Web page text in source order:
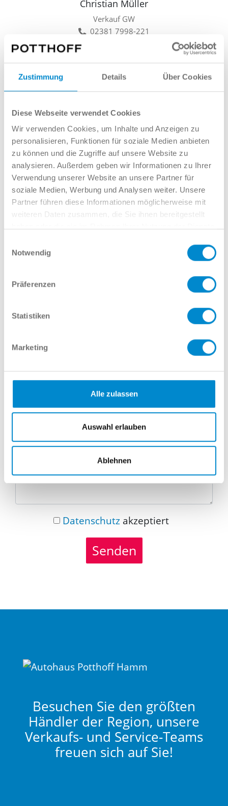
Zustimmung Details Über Cookies
Diese Webseite verwendet Cookies
Wir verwenden Cookies, um Inhalte und Anzeigen zu
personalisieren, Funktionen für soziale Medien anbieten
zu können und die Zugriffe auf unsere Website zu
analysieren. Außerdem geben wir Informationen zu Ihrer
Verwendung unserer Website an unsere Partner für
soziale Medien, Werbung und Analysen weiter. Unsere
Partner führen diese Informationen möglicherweise mit
weiteren Daten zusammen, die Sie ihnen bereitgestellt
Notwendig
Präferenzen
Statistiken
Marketing
Alle zulassen
Auswahl erlauben
Ablehnen
Christian Müller
Verkauf GW
02381 7998-221
Lars Linkamp
Verkauf GW
02381 7998-522
llinkamp@potthoff.de
Oder gern direkt per Mail oder
Telefon:
E-Mail
Nachricht
Datenschutzakzeptiert
Senden
Besuchen Sie den größten
Händler der Region, unsere
Verkaufs- und Service-Teams
freuen sich auf Sie!